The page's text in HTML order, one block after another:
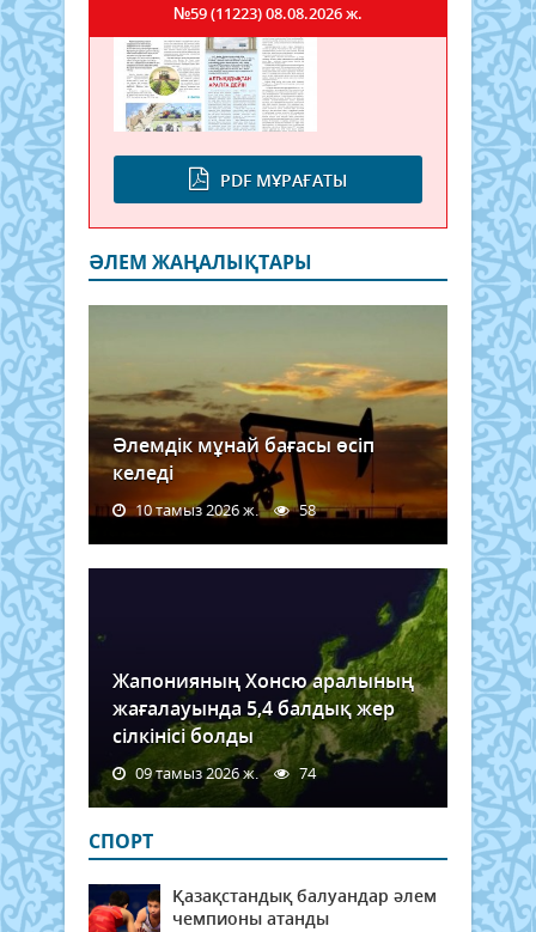
PDF МҰРАҒАТЫ
№59 (11223)08.08.2026 ж.
ӘЛЕМ ЖАҢАЛЫҚТАРЫ
Әлемдік мұнай бағасы өсіп
келеді
10 тамыз 2026 ж. 58
Жапонияның Хонсю аралының
жағалауында 5,4 балдық жер
сілкінісі болды
09 тамыз 2026 ж. 74
СПОРТ
Қазақстандық балуандар әлем
чемпионы атанды